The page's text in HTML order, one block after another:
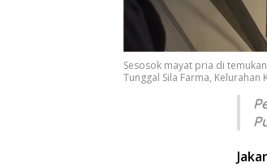
Sesosok mayat pria di
Tunggal Sila Farma, Kelurahan